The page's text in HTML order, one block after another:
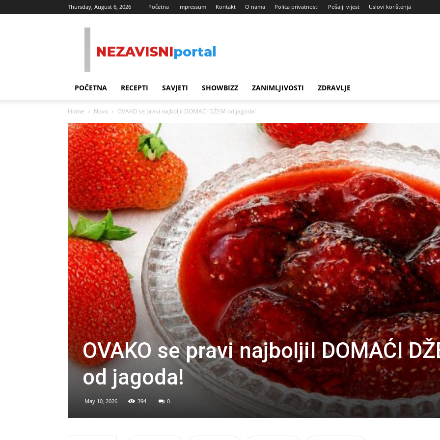
Thursday, August 6, 2026 Početna Impressum Kontakt O nama Polica privatnosti Pošalji vijest Uslovi korištenja
POČETNA RECEPTI SAVJETI SHOWBIZZ ZANIMLJIVOSTI ZDRAVLJE
Home Novo OVAKO se pravi najboljiI DOMAĆI DŽEM od jagoda!
OVAKO se pravi najboljiI DOMAĆI
od jagoda!
May 10, 2026 394 0